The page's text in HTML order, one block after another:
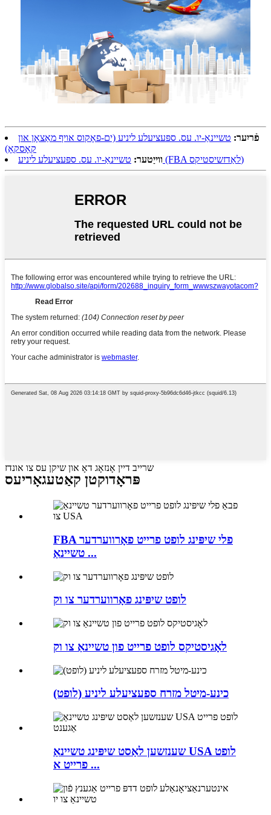
פֿריִער: טשיינאַ-יו. עס. ספּעציעלע ליניע (ים-פאָקוס אויף מאַצאָן און
קאָסקאָ)
ווייַטער:
טשיינאַ-יו. עס. ספּעציעלע ליניע (FBA לאַדזשיסטיקס)
שרייב דיין אָנזאָג דאָ און שיקן עס צו אונדז
פּראָדוקטן קאַטעגאָריעס
FBA פלי שיפּינג לופט פרייט פאָרווערדער
טשיינאַ ...
לופט שיפּינג פאָרווערדער צו וק
לאָגיסטיקס לופט פרייט פון טשיינאַ צו וק
כינע-מיטל מזרח ספעציעלע ליניע (לופט)
שענזשען לאַסט שיפּינג טשיינאַ USA לופט
פרייט א ...